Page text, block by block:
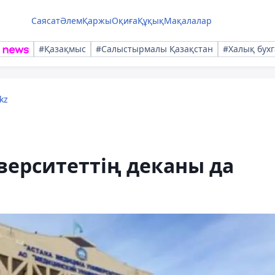
СаясатӘлемҚаржыОқиғаҚұқықМақалалар
#Қазақмыс #Салыстырмалы Қазақстан #Халық
деканы да